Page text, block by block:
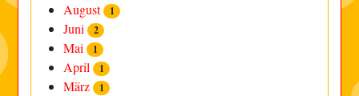
August 1
Juni 2
Mai 1
April 1
März 1